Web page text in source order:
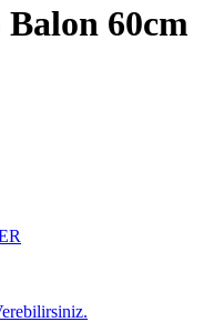
Balon 60cm